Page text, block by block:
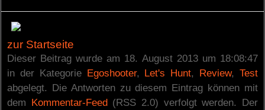
zur Startseite
Dieser Beitrag wurde am 18. August 2013 um 18:08:47
in der Kategorie Egoshooter, Let's Hunt, Review, Test
abgelegt. Die Antworten zu diesem Eintrag können mit
dem Kommentar-Feed(RSS 2.0) verfolgt werden. Der